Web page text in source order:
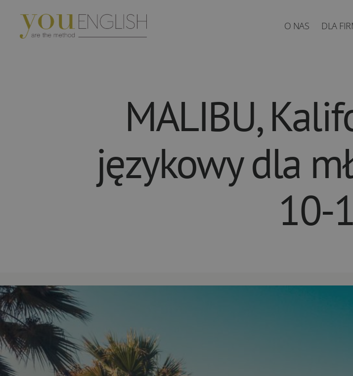
O NAS DLA
MALIBU,
językowy dla
10-